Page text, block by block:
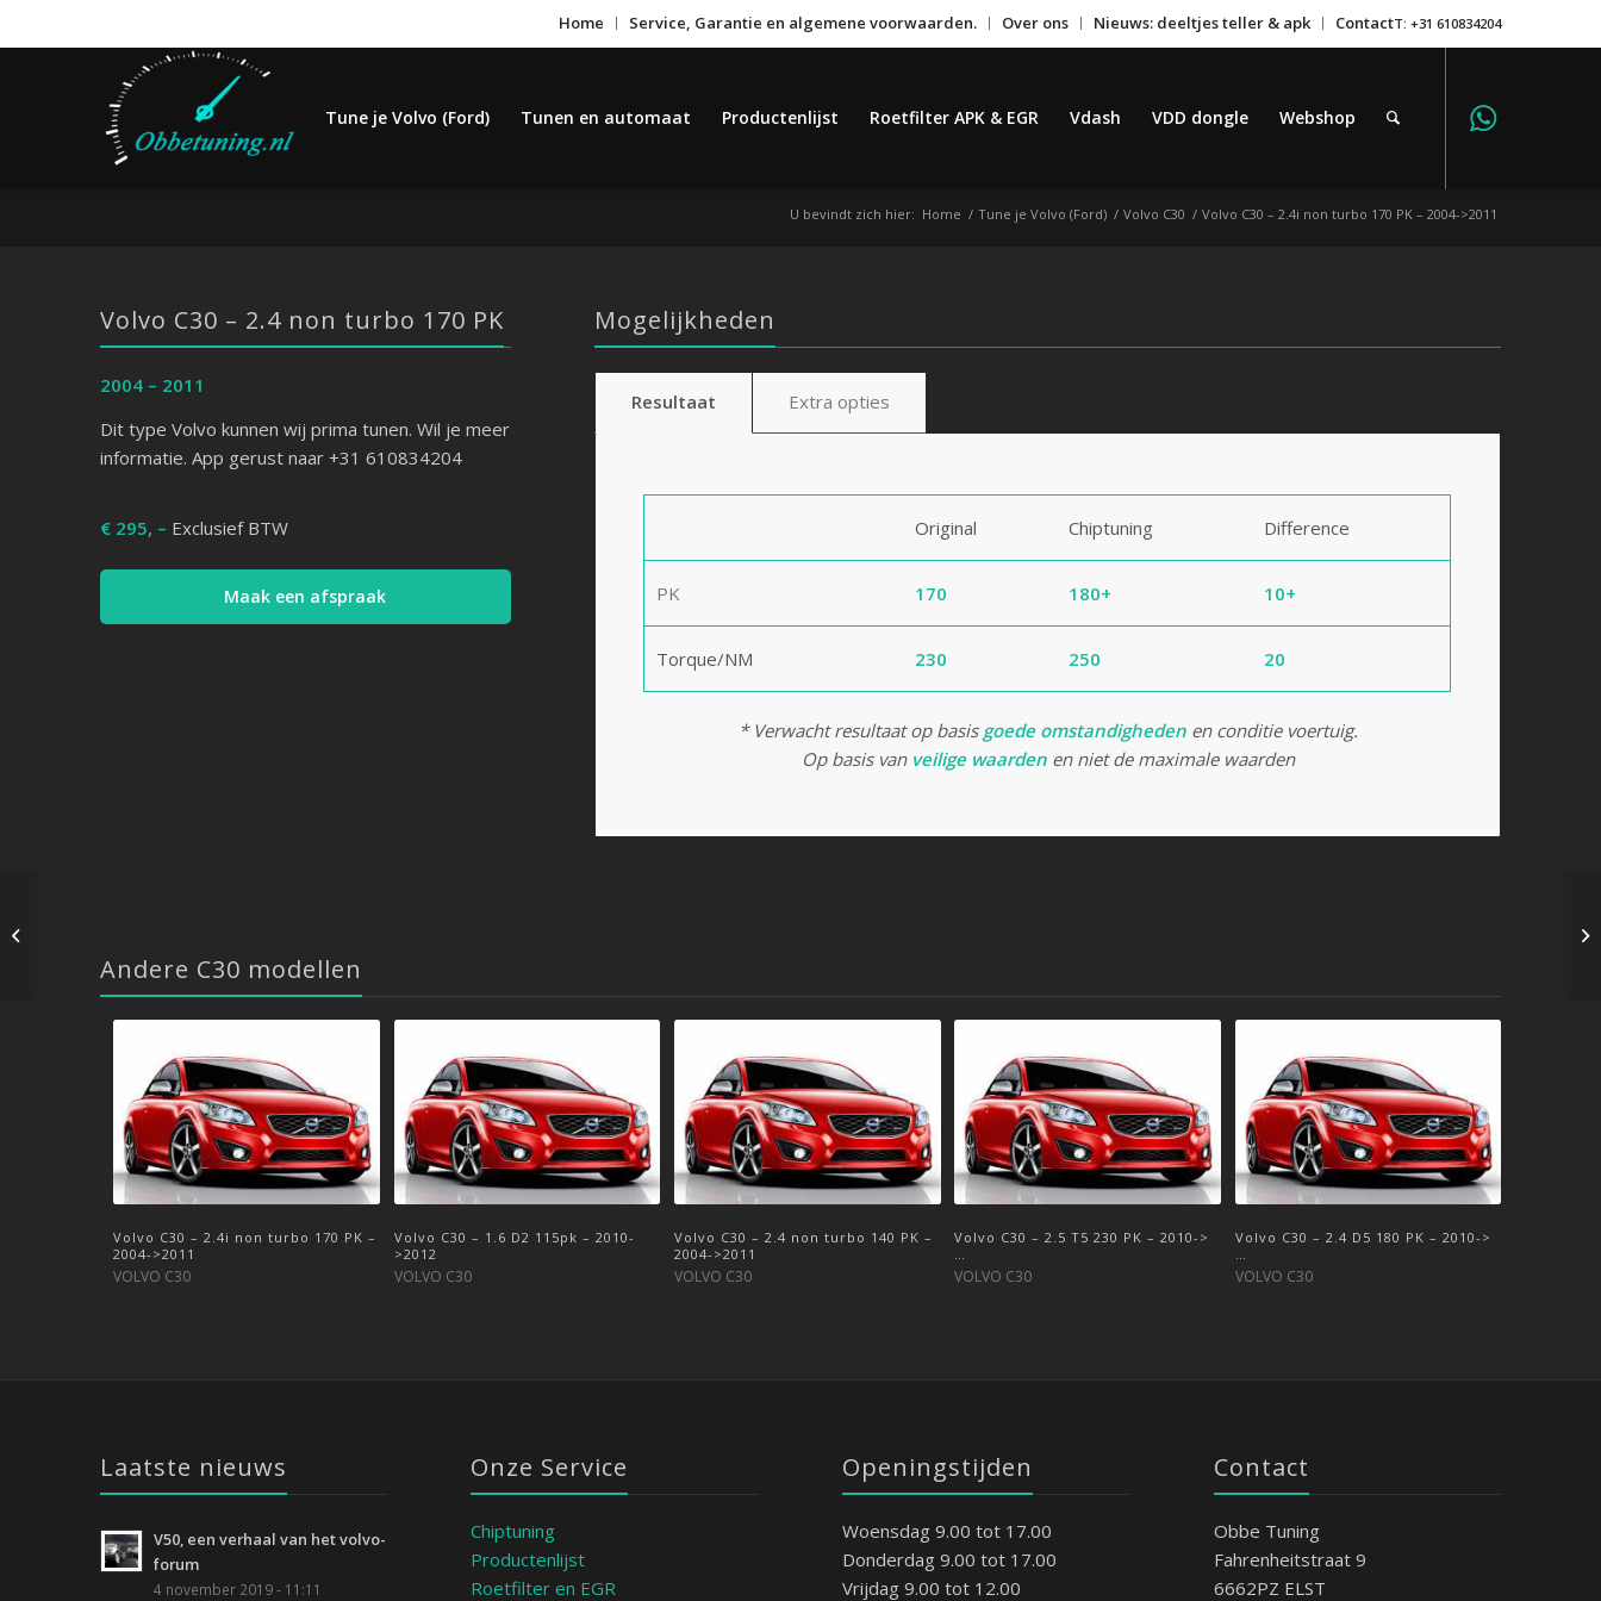
Home Service, Garantie en algemene voorwaarden. Over ons Nieuws: deeltjes teller & apk ContactT: +31 610834204
Tune je Volvo (Ford) Tunen en automaat Productenlijst Roetfilter APK & EGR Vdash VDD dongle Webshop
U bevindt zich hier: Home / Tune je Volvo (Ford) / Volvo C30 / Volvo C30 – 2.4i non turbo 170 PK – 2004->2011
Volvo C30 – 2.4 non turbo 170 PK
2004 – 2011
Dit type Volvo kunnen wij prima tunen. Wil je meer
informatie. App gerust naar +31 610834204
€ 295, – Exclusief BTW
Maak een afspraak
Mogelijkheden
Resultaat Extra opties
Original Chiptuning Difference
PK 170 180+ 10+
Torque/NM 230 250 20
* Verwacht resultaat op basis goede omstandighedenen conditie voertuig.
Op basis van veilige waardenen niet de maximale waarden
Andere C30 modellen
Volvo C30 – 2.4i non turbo 170 PK –
2004->2011
VOLVO C30
Volvo C30 – 1.6 D2 115pk – 2010-
>2012
VOLVO C30
Volvo C30 – 2.4 non turbo 140 PK –
2004->2011
VOLVO C30
Volvo C30 – 2.5 T5 230 PK – 2010->
VOLVO C30
Volvo C30 – 2.4 D5 180 PK – 2010->
VOLVO C30
Volvo C30 – 2.0 D4 177 PK – 2010->
…
VOLVO C30
Volvo C30 – 2.0 D 136 PK – 2010-> …
VOLVO C30
Volvo C30 – 1.6 D 110 PK – 2010-> …
VOLVO C30
Volvo C30 – 2.5 T5 220 PK – 2006-
VOLVO C30
Volvo C30 – 2.4 D5A 180 PK – 2006-
VOLVO C30
Laatste nieuws
V50, een verhaal van het volvo-
forum
4 november 2019 - 11:11
Onze Service
Chiptuning
Productenlijst
Roetfilter en EGR
Openingstijden
Woensdag 9.00 tot 17.00
Donderdag 9.00 tot 17.00
Vrijdag 9.00 tot 12.00
Contact
Obbe Tuning
Fahrenheitstraat 9
6662PZ ELST